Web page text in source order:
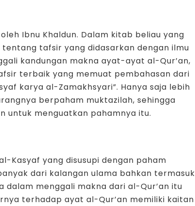
Ibnu Khaldun. Dalam kitab beliau yang
tafsir yang didasarkan dengan ilmu
kandungan makna ayat-ayat al-Qur’an,
terbaik yang memuat pembahasan dari
karya al-Zamakhsyari”. Hanya saja lebih
berpaham muktazilah, sehingga
untuk menguatkan pahamnya itu.
Kasyaf yang disusupi dengan paham
dari kalangan ulama bahkan termasuk
dalam menggali makna dari al-Qur’an itu
terhadap ayat al-Qur’an memiliki kaitan